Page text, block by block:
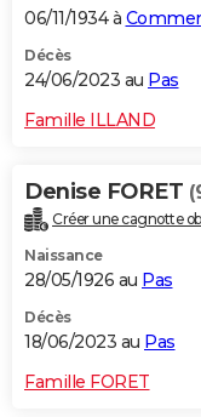
06/11/1934 à Commer
Décès
24/06/2023 au Pas
Famille ILLAND
Denise FORET
Créer une cagnotte
Naissance
28/05/1926 au Pas
Décès
18/06/2023 au Pas
Famille FORET